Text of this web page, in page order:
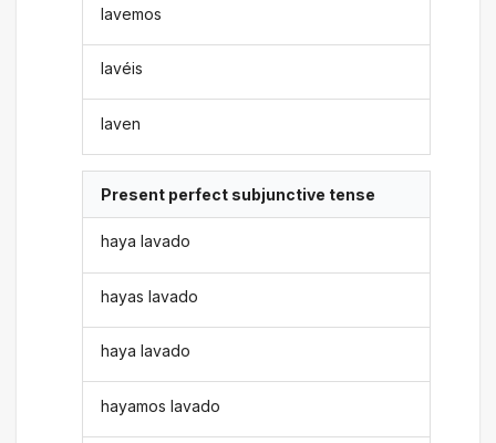
lavemos
lavéis
laven
Present perfect subjunctive tense
haya lavado
hayas lavado
haya lavado
hayamos lavado